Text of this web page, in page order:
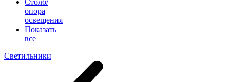
Столб/
опора
освещения
Показать
все
Светильники